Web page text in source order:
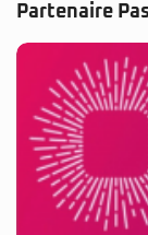
Partenaire